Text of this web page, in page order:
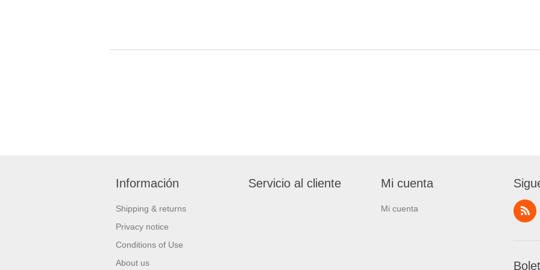
Información
Shipping & returns
Privacy notice
Conditions of Use
About us
Servicio al cliente Mi cuenta
Mi cuenta